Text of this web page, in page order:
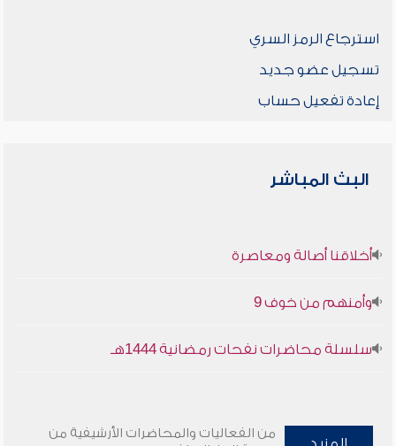
استرجاع الرمز السري
تسجيل عضو جديد
إعادة تفعيل حساب
البث المباشر
أخلاقنا أصالة ومعاصرة
وأمنهم من خوف 9
سلسلة محاضرات نفحات رمضانية 1444هـ
من الفعاليات والمحاضرات الأرشيفية من